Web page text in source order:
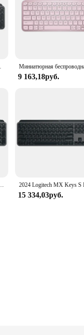
для Windows, Linux, mac
9 163,18руб.
нескольких устройств, болт с подсветкой, ультратонкий и портативный
15 334,03руб.